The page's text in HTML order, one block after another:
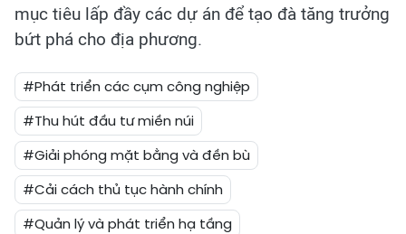
mục tiêu lấp đầy các dự án để tạo đà tăng trưởng
bứt phá cho địa phương.
#Phát triển các cụm công nghiệp
#Thu hút đầu tư miền núi
#Giải phóng mặt bằng và đền bù
#Cải cách thủ tục hành chính
#Quản lý và phát triển hạ tầng